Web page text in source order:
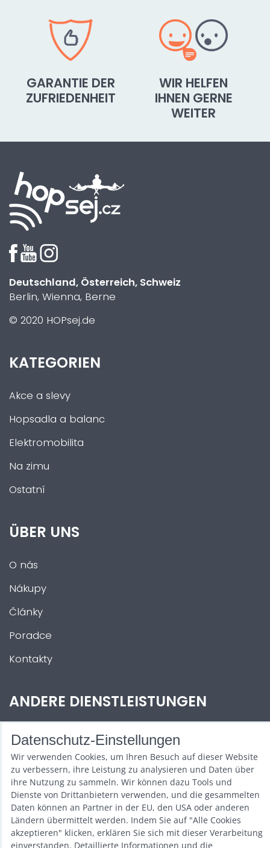
GARANTIE DER
ZUFRIEDENHEIT
WIR HELFEN
IHNEN GERNE
WEITER
Deutschland, Österreich, Schweiz
Berlin, Wienna, Berne
© 2020 HOPsej.de
KATEGORIEN
Akce a slevy
Hopsadla a balanc
Elektromobilita
Na zimu
Ostatní
ÜBER UNS
O nás
Nákupy
Články
Poradce
Kontakty
ANDERE DIENSTLEISTUNGEN
Zábava na Vaši akci
Půjčovna
Promotéři
Kurzy a setkání
Velkoobchod
Datenschutz-Einstellungen
Wir verwenden Cookies, um Ihren Besuch auf dieser Website
zu verbessern, ihre Leistung zu analysieren und Daten über
ihre Nutzung zu sammeln. Wir können dazu Tools und
Dienste von Drittanbietern verwenden, und die gesammelten
Daten können an Partner in der EU, den USA oder anderen
Ländern übermittelt werden. Indem Sie auf "Alle Cookies
akzeptieren" klicken, erklären Sie sich mit dieser Verarbeitung
einverstanden. Detaillierte Informationen und die